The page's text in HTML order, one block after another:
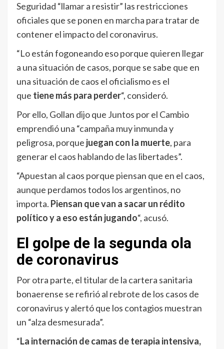
Seguridad “llamar a resistir” las restricciones
oficiales que se ponen en marcha para tratar de
contener el impacto del coronavirus.
“Lo están fogoneando eso porque quieren llegar
a una situación de casos, porque se sabe que en
una situación de caos el oficialismo es el
que tiene más para perder“, consideró.
Por ello, Gollan dijo que Juntos por el Cambio
emprendió una “campaña muy inmunda y
peligrosa, porque juegan con la muerte, para
generar el caos hablando de las libertades”.
“Apuestan al caos porque piensan que en el caos,
aunque perdamos todos los argentinos, no
importa. Piensan que van a sacar un rédito
político y a eso están jugando“, acusó.
El golpe de la segunda ola
de coronavirus
Por otra parte, el titular de la cartera sanitaria
bonaerense se refirió al rebrote de los casos de
coronavirus y alertó que los contagios muestran
un “alza desmesurada”.
“La internación de camas de terapia intensiva,